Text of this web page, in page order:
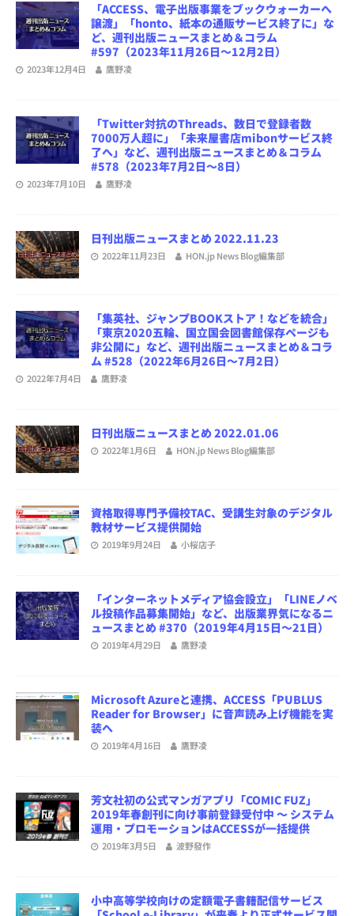
「ACCESS、電子出版事業をブックウォーカーへ
譲渡」「honto、紙本の通販サービス終了に」な
ど、週刊出版ニュースまとめ＆コラム
#597（2023年11月26日～12月2日）
2023年12月4日 鷹野凌
「Twitter対抗のThreads、数日で登録者数
7000万人超に」「未来屋書店mibonサービス終
了へ」など、週刊出版ニュースまとめ＆コラム
#578（2023年7月2日～8日）
2023年7月10日 鷹野凌
日刊出版ニュースまとめ 2022.11.23
2022年11月23日 HON.jp News Blog編集部
「集英社、ジャンプBOOKストア！などを統合」
「東京2020五輪、国立国会図書館保存ページも
非公開に」など、週刊出版ニュースまとめ＆コラ
ム #528（2022年6月26日～7月2日）
2022年7月4日 鷹野凌
日刊出版ニュースまとめ 2022.01.06
2022年1月6日 HON.jp News Blog編集部
資格取得専門予備校TAC、受講生対象のデジタル
教材サービス提供開始
2019年9月24日 小桜店子
「インターネットメディア協会設立」「LINEノベ
ル投稿作品募集開始」など、出版業界気になるニ
ュースまとめ #370（2019年4月15日～21日）
2019年4月29日 鷹野凌
Microsoft Azureと連携、ACCESS「PUBLUS
Reader for Browser」に音声読み上げ機能を実
装へ
2019年4月16日 鷹野凌
芳文社初の公式マンガアプリ「COMIC FUZ」
2019年春創刊に向け事前登録受付中 ～ システム
運用・プロモーションはACCESSが一括提供
2019年3月5日 波野發作
小中高等学校向けの定額電子書籍配信サービス